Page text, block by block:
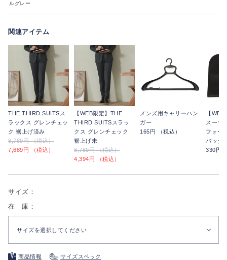
ルグレー
関連アイテム
THE THIRD SUITSス
ラックス グレンチェッ
ク 裾上げ済み
8,789円 （税込）
7,689円 （税込）
【WEB限定】THE
THIRD SUITSスラッ
クス グレンチェック
裾上げ未
8,789円 （税込）
4,394円 （税込）
メンズ用キャリーハン
ガー
165円 （税込）
【
スーツ
フォー
バッグ
330円
サイズ：
在 庫：
サイズを選択してください
商品情報 サイズスペック